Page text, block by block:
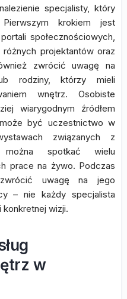
specjalisty, który
krokiem jest
społecznościowych,
projektantów oraz
zwrócić uwagę na
rodziny, którzy mieli
wnętrz. Osobiste
wiarygodnym źródłem
być uczestnictwo w
związanych z
spotkać wielu
prace na żywo. Podczas
uwagę na jego
– nie każdy specjalista
wizji.
w